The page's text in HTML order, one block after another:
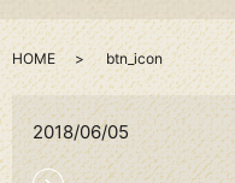
HOME btn_icon
2018/06/05